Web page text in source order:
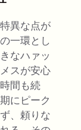
異な点が
一環とし
なハァッ
スが安心
間も続
にピーク
、頼りな